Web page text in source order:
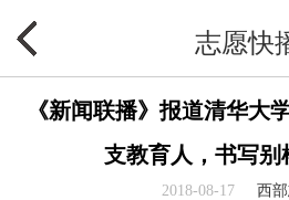
志愿快
《新闻联播》报道清华大
支教育人，书写别
2018-08-17 西